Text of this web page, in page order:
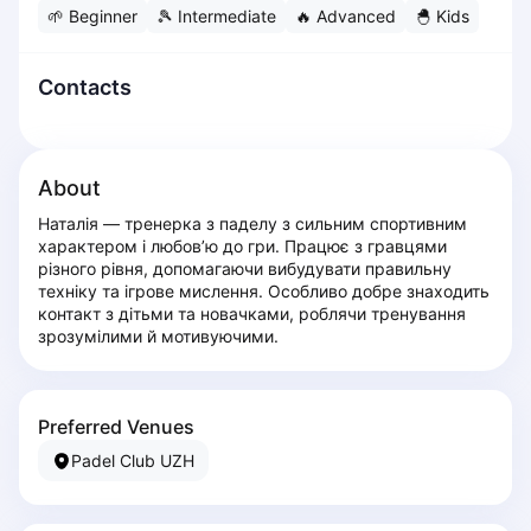
Dabrowa Gornicza
Kalisz
Katowice
Katowice Area
Kielce
Kościerzyna
Krakow
Lublin
Nowy Sącz
🌱 Beginner 🎾 Intermediate 🔥 Advanced 🐣 Kids
Contacts
About
Наталія — тренерка з паделу з сильним спортивним
характером і любов’ю до гри. Працює з гравцями
різного рівня, допомагаючи вибудувати правильну
техніку та ігрове мислення. Особливо добре знаходить
контакт з дітьми та новачками, роблячи тренування
зрозумілими й мотивуючими.
Preferred Venues
Padel Club UZH